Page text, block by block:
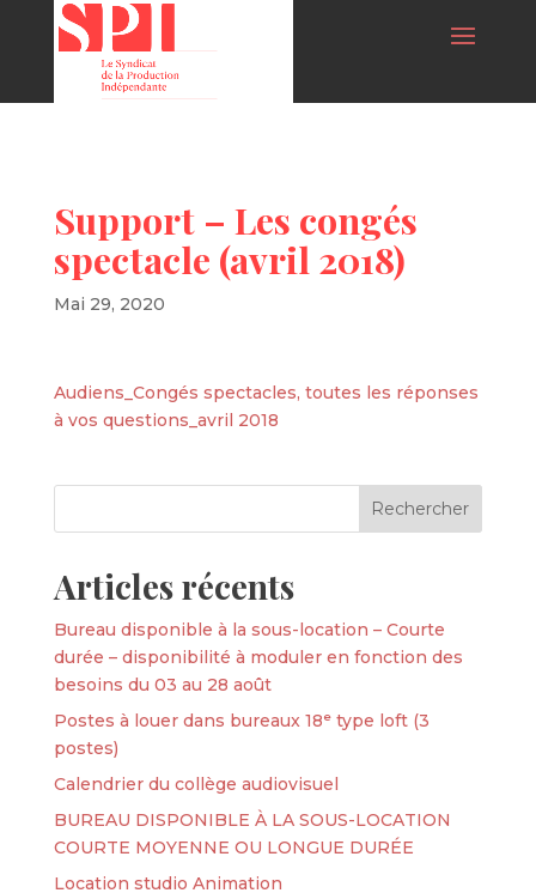
Support – Les congés
spectacle (avril 2018)
Mai 29, 2020
Audiens_Congés spectacles, toutes les réponses
à vos questions_avril 2018
Articles récents
Bureau disponible à la sous-location – Courte
durée – disponibilité à moduler en fonction des
besoins du 03 au 28 août
Postes à louer dans bureaux 18ᵉ type loft (3
postes)
Calendrier du collège audiovisuel
BUREAU DISPONIBLE À LA SOUS-LOCATION
COURTE MOYENNE OU LONGUE DURÉE
Location studio Animation